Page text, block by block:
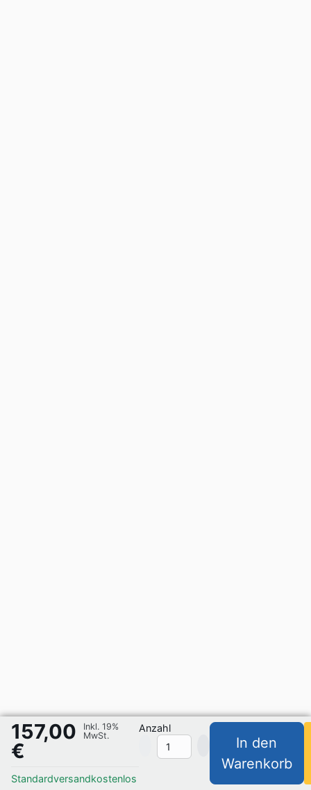
157,00
€
Inkl. 19%
MwSt.
Standardversandkostenlos
Anzahl
In den
Warenkorb